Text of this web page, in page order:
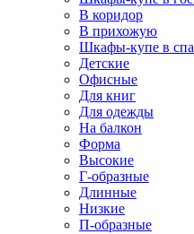
В коридор
В прихожую
Шкафы-купе в
Детские
Офисные
Для книг
Для одежды
На балкон
Форма
Высокие
Г-образные
Длинные
Низкие
П-образные